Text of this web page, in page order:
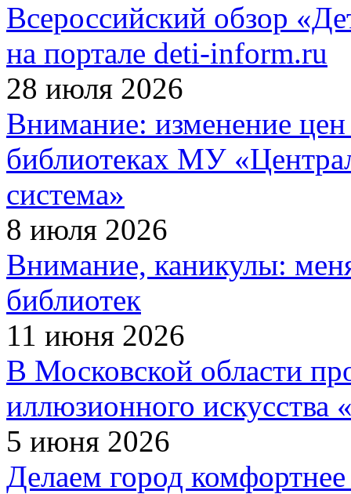
Всероссийский обзор
на портале deti-inform.ru
28 июля 2026
Внимание: изменение
библиотеках МУ
система»
8 июля 2026
Внимание, каникулы:
библиотек
11 июня 2026
В Московской области
иллюзионного искусства
5 июня 2026
Делаем город